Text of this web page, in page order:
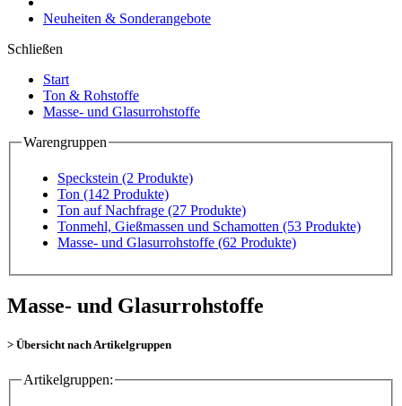
Neuheiten & Sonderangebote
Schließen
Start
Ton & Rohstoffe
Masse- und Glasurrohstoffe
Warengruppen
Speckstein (2 Produkte)
Ton (142 Produkte)
Ton auf Nachfrage (27 Produkte)
Tonmehl, Gießmassen und Schamotten (53 Produkte)
Masse- und Glasurrohstoffe (62 Produkte)
Masse- und Glasurrohstoffe
> Übersicht nach Artikelgruppen
Artikelgruppen: